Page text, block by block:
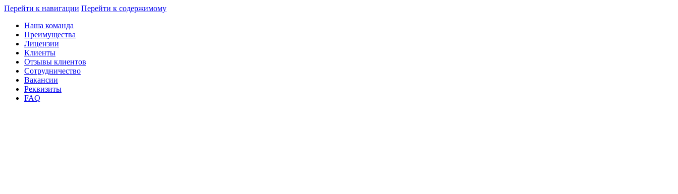
Перейти к навигации Перейти к содержимому
Наша команда
Преимущества
Лицензии
Клиенты
Отзывы клиентов
Сотрудничество
Вакансии
Реквизиты
FAQ